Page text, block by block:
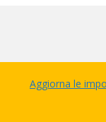
Aggiorna le